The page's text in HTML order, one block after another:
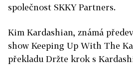
společnost SKKY Partners.
Kim Kardashian, známá
show Keeping Up With The
překladu Držte krok s